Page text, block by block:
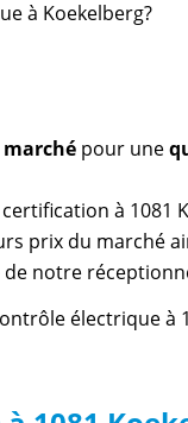
à Koekelberg?
pour une
à 1081
prix du marché
notre
électrique à